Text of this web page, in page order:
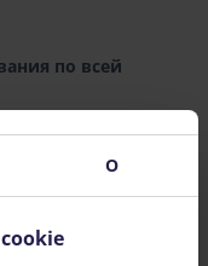
по всей
в крупных
Клайпеде
по всей
О